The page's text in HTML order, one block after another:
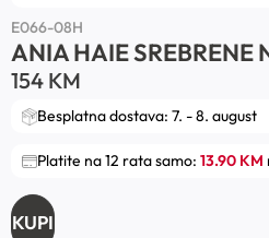
E066-08H
ANIA HAIE SREBRENE
154 KM
Besplatna dostava: 7. - 8. august
Platite na 12 rata samo: 13.90 KM
KUPI